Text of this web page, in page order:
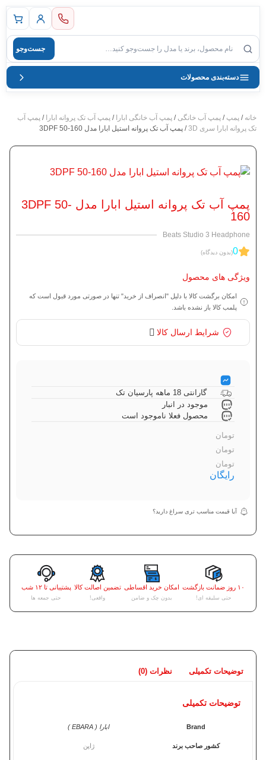
جست‌وجو
دسته‌بندی محصولات
خانه / پمپ / پمپ آب خانگی / پمپ آب خانگی ابارا / پمپ آب تک پروانه ابارا / پمپ آب
تک پروانه ابارا سری 3D
/ پمپ آب تک پروانه استیل ابارا مدل 3DPF 50-160
پمپ آب تک پروانه استیل ابارا مدل 3DPF 50-
160
Beats Studio 3 Headphone
0(بدون دیدگاه)
ویژگی های محصول
امکان برگشت کالا با دلیل "انصراف از خرید" تنها در صورتی مورد قبول است که
پلمب کالا باز نشده باشد.
شرایط ارسال کالا
گارانتی 18 ماهه پارسیان تک
موجود در انبار
محصول فعلا ناموجود است
تومان
تومان
تومان
رایگان
آیا قیمت مناسب تری سراغ دارید؟
۱۰ روز ضمانت بازگشت
حتی سلیقه ای!
امکان خرید اقساطی
بدون چک و ضامن
تضمین اصالت کالا
واقعی!
پشتیبانی تا ۱۲ شب
حتی جمعه ها
توضیحات تکمیلی نظرات (0)
توضیحات تکمیلی
Brand ابارا ( EBARA )
کشور صاحب برند ژاپن